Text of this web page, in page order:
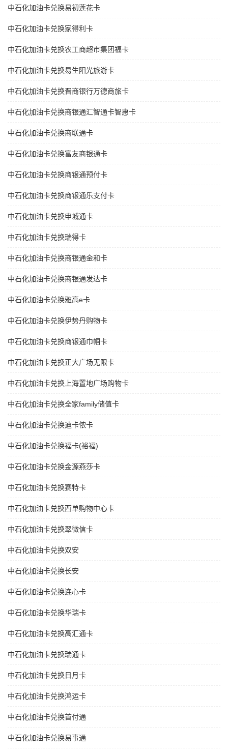
中石化加油卡兑换易初莲花卡
中石化加油卡兑换家得利卡
中石化加油卡兑换农工商超市集团福卡
中石化加油卡兑换易生阳光旅游卡
中石化加油卡兑换晋商银行万德商旅卡
中石化加油卡兑换商银通汇智通卡智惠卡
中石化加油卡兑换商联通卡
中石化加油卡兑换富友商银通卡
中石化加油卡兑换商银通预付卡
中石化加油卡兑换商银通乐支付卡
中石化加油卡兑换申城通卡
中石化加油卡兑换瑞得卡
中石化加油卡兑换商银通金和卡
中石化加油卡兑换商银通发达卡
中石化加油卡兑换雅高e卡
中石化加油卡兑换伊势丹购物卡
中石化加油卡兑换商银通巾帼卡
中石化加油卡兑换正大广场无限卡
中石化加油卡兑换上海置地广场购物卡
中石化加油卡兑换全家family储值卡
中石化加油卡兑换迪卡侬卡
中石化加油卡兑换福卡(裕福)
中石化加油卡兑换金源燕莎卡
中石化加油卡兑换赛特卡
中石化加油卡兑换西单购物中心卡
中石化加油卡兑换翠微信卡
中石化加油卡兑换双安
中石化加油卡兑换长安
中石化加油卡兑换连心卡
中石化加油卡兑换华瑞卡
中石化加油卡兑换高汇通卡
中石化加油卡兑换瑞通卡
中石化加油卡兑换日月卡
中石化加油卡兑换鸿运卡
中石化加油卡兑换首付通
中石化加油卡兑换易事通